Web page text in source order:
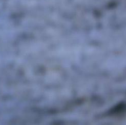
Canada